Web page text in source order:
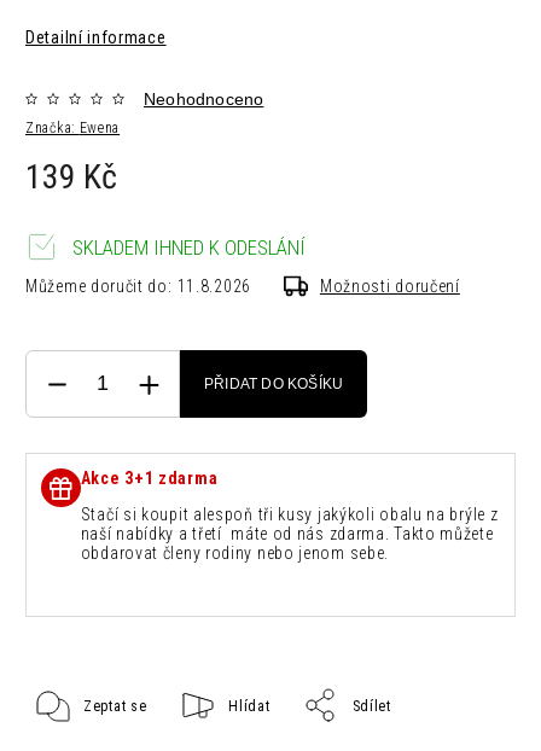
Detailní informace
Značka: Ewena
Neohodnoceno
139 Kč
SKLADEM IHNED K ODESLÁNÍ
Můžeme doručit do: 11.8.2026 Možnosti doručení
PŘIDAT DO KOŠÍKU
Akce 3+1 zdarma
Stačí si koupit alespoň tři kusy jakýkoli obalu na brýle z
naší nabídky a třetí máte od nás zdarma. Takto můžete
obdarovat členy rodiny nebo jenom sebe.
Zeptat se Hlídat Sdílet